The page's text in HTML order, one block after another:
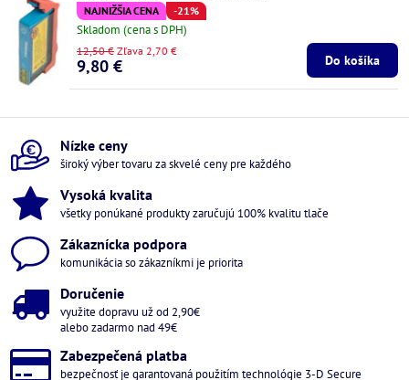
NAJNIŽŠIA CENA -21%
Skladom (cena s DPH)
9,80 €
12,50 € Zľava 2,70 €
Do košíka
Nízke ceny
široký výber tovaru za skvelé ceny pre každého
Vysoká kvalita
všetky ponúkané produkty zaručujú 100% kvalitu tlače
Zákaznícka podpora
komunikácia so zákazníkmi je priorita
Doručenie
využite dopravu už od 2,90€
alebo zadarmo nad 49€
Zabezpečená platba
bezpečnosť je garantovaná použitím technológie 3-D Secure